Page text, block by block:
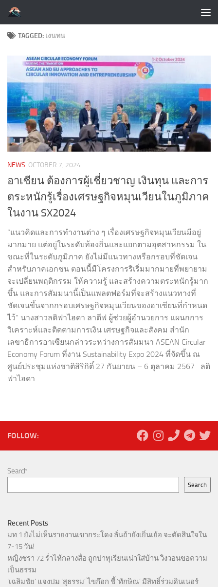
Skip to content
TAGGED: เงนทน
NEWS OCTOBER 7, 2024
อาเซียน ต้องการผู้เชี่ยวชาญ เงินทุน และการ
ตระหนักรู้เรื่องเศรษฐกิจหมุนเวียนในภูมิภาค
ในงาน SX2024
“แนวคิดและการทำงานต่าง ๆ เรื่องเศรษฐกิจหมุนเวียนมีอยู่
มากมาย แต่อยู่ในระดับท้องถิ่นและแยกตามอุตสาหกรรม ใน
ขณะที่ในระดับภูมิภาค ยังไม่มีแนวทางหรือกรอบที่ชัดเจน
สำหรับภาคเอกชน ตอนนี้มีโครงการริเริ่มมากมายที่พยายาม
จะเปลี่ยนพฤติกรรม ให้ความรู้ และสร้างความตระหนักรู้มาก
ขึ้น และการสัมมนานี้เป็นแพลตฟอร์มที่จะสร้างแนวทางที่
ชัดเจนขึ้นจากกรอบเศรษฐกิจหมุนเวียนของอาเซียนที่กำหนด
ไว้” นางสาวลติฟาไฮดา ลาตีฟ ผู้ช่วยผู้อำนวยการ แผนกการ
วิเคราะห์และติดตามการเงิน เศรษฐกิจและสังคม สำนัก
เลขาธิการอาเซียนกล่าวระหว่างการสัมมนา ASEAN Circular
Economy Forum ที่งาน Sustainability Expo 2024 ที่จัดขึ้น ณ
ศูนย์ประชุมแห่งชาติสิริกิติ์ 27 กันยายน – 6 ตุลาคม 2567 ลติ
ฟาไฮดา...
FOLLOW:
Search
Search
Recent Posts
มท.1 ยังไม่เห็นรายงานเขากระโดง ลั่นถ้ายังเยิ่นเย้อ จะตัดสินใจใน
7-15 วัน!
หญิงชรา 72 ร่ำไห้กลางสื่อ ถูกปาทุเรียนเน่าใส่บ้าน วิงวอนขอความ
เป็นธรรม
‘เฉลิมชัย’ แจงปม ‘สุธรรม’ ไขก๊อก ชี้ ‘ทักษิณ’ มีสิทธิ์ร่วมดินเนอร์